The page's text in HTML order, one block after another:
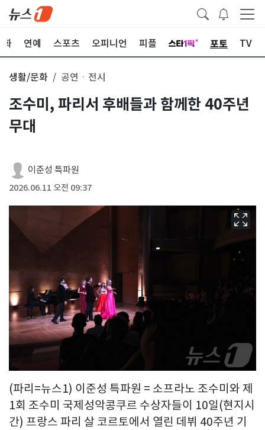
화 연예 스포츠 오피니언 피플 포토 TV
생활/문화 공연ㆍ전시
조수미, 파리서 후배들과 함께한 40주년
무대
이준성 특파원
2026.06.11 오전 09:37
(파리=뉴스1) 이준성 특파원 = 소프라노 조수미와 제
1회 조수미 국제성악콩쿠르 수상자들이 10일(현지시
간) 프랑스 파리 살 코르토에서 열린 데뷔 40주년 기